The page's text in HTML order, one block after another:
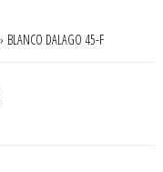
BLANCO DALAGO 45-F